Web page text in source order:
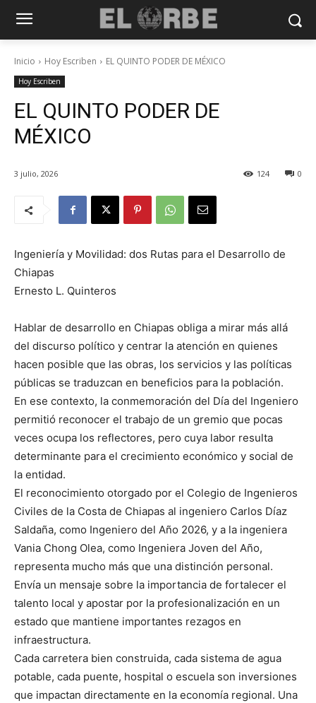
Inicio Hoy Escriben EL QUINTO PODER DE MÉXICO
Hoy Escriben
EL QUINTO PODER DE
MÉXICO
3 julio, 2026 0
124
Ingeniería y Movilidad: dos Rutas para el Desarrollo de
Chiapas
Ernesto L. Quinteros
Hablar de desarrollo en Chiapas obliga a mirar más allá
del discurso político y centrar la atención en quienes
hacen posible que las obras, los servicios y las políticas
públicas se traduzcan en beneficios para la población.
En ese contexto, la conmemoración del Día del Ingeniero
permitió reconocer el trabajo de un gremio que pocas
veces ocupa los reflectores, pero cuya labor resulta
determinante para el crecimiento económico y social de
la entidad.
El reconocimiento otorgado por el Colegio de Ingenieros
Civiles de la Costa de Chiapas al ingeniero Carlos Díaz
Saldaña, como Ingeniero del Año 2026, y a la ingeniera
Vania Chong Olea, como Ingeniera Joven del Año,
representa mucho más que una distinción personal.
Envía un mensaje sobre la importancia de fortalecer el
talento local y apostar por la profesionalización en un
estado que mantiene importantes rezagos en
infraestructura.
Cada carretera bien construida, cada sistema de agua
potable, cada puente, hospital o escuela son inversiones
que impactan directamente en la economía regional. Una